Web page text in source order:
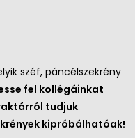
széf, páncélszekrény
fel kollégáinkat
tudjuk
kipróbálhatóak!